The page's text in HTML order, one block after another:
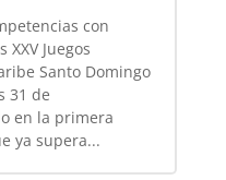
con
Juegos
Santo Domingo
31 de
en la primera
ya supera...